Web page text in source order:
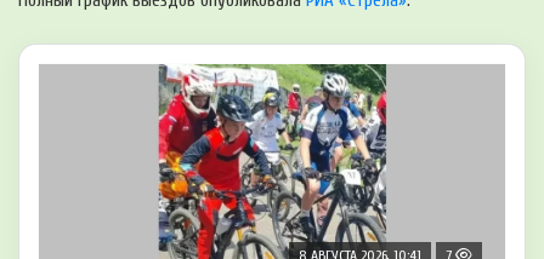
8 АВГУСТА 2026, 10:41 7